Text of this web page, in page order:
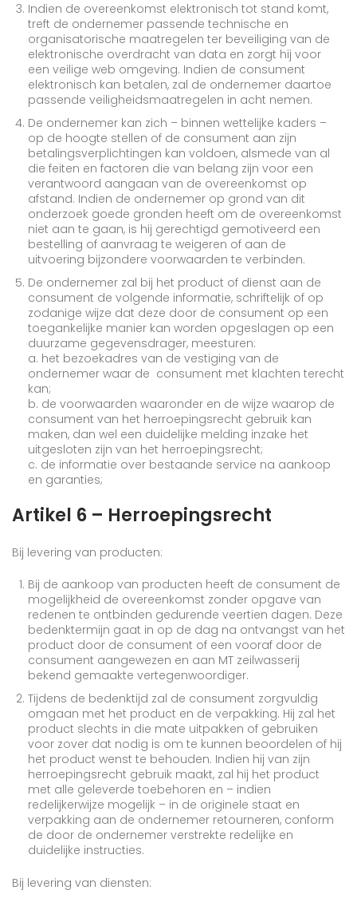
Indien de overeenkomst elektronisch tot stand komt,
treft de ondernemer passende technische en
organisatorische maatregelen ter beveiliging van de
elektronische overdracht van data en zorgt hij voor
een veilige web omgeving. Indien de consument
elektronisch kan betalen, zal de ondernemer daartoe
passende veiligheidsmaatregelen in acht nemen.
De ondernemer kan zich – binnen wettelijke kaders –
op de hoogte stellen of de consument aan zijn
betalingsverplichtingen kan voldoen, alsmede van al
die feiten en factoren die van belang zijn voor een
verantwoord aangaan van de overeenkomst op
afstand. Indien de ondernemer op grond van dit
onderzoek goede gronden heeft om de overeenkomst
niet aan te gaan, is hij gerechtigd gemotiveerd een
bestelling of aanvraag te weigeren of aan de
uitvoering bijzondere voorwaarden te verbinden.
De ondernemer zal bij het product of dienst aan de
consument de volgende informatie, schriftelijk of op
zodanige wijze dat deze door de consument op een
toegankelijke manier kan worden opgeslagen op een
duurzame gegevensdrager, meesturen:
a. het bezoekadres van de vestiging van de
ondernemer waar de consument met klachten terecht
kan;
b. de voorwaarden waaronder en de wijze waarop de
consument van het herroepingsrecht gebruik kan
maken, dan wel een duidelijke melding inzake het
uitgesloten zijn van het herroepingsrecht;
c. de informatie over bestaande service na aankoop
en garanties;
Artikel 6 – Herroepingsrecht
Bij levering van producten:
Bij de aankoop van producten heeft de consument de
mogelijkheid de overeenkomst zonder opgave van
redenen te ontbinden gedurende veertien dagen. Deze
bedenktermijn gaat in op de dag na ontvangst van het
product door de consument of een vooraf door de
consument aangewezen en aan MT zeilwasserij
bekend gemaakte vertegenwoordiger.
Tijdens de bedenktijd zal de consument zorgvuldig
omgaan met het product en de verpakking. Hij zal het
product slechts in die mate uitpakken of gebruiken
voor zover dat nodig is om te kunnen beoordelen of hij
het product wenst te behouden. Indien hij van zijn
herroepingsrecht gebruik maakt, zal hij het product
met alle geleverde toebehoren en – indien
redelijkerwijze mogelijk – in de originele staat en
verpakking aan de ondernemer retourneren, conform
de door de ondernemer verstrekte redelijke en
duidelijke instructies.
Bij levering van diensten: